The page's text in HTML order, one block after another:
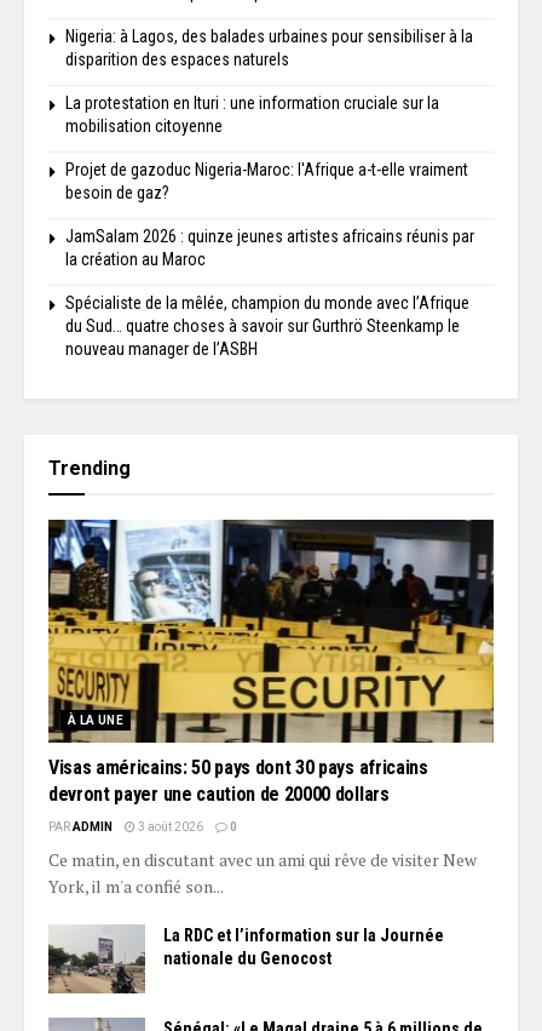
Nigeria: à Lagos, des balades urbaines pour sensibiliser à la
disparition des espaces naturels
La protestation en Ituri : une information cruciale sur la
mobilisation citoyenne
Projet de gazoduc Nigeria-Maroc: l'Afrique a-t-elle vraiment
besoin de gaz?
JamSalam 2026 : quinze jeunes artistes africains réunis par
la création au Maroc
Spécialiste de la mêlée, champion du monde avec l’Afrique
du Sud… quatre choses à savoir sur Gurthrö Steenkamp le
nouveau manager de l’ASBH
Trending
À LA UNE
Visas américains: 50 pays dont 30 pays africains
devront payer une caution de 20000 dollars
PARADMIN 3 août 2026 0
Ce matin, en discutant avec un ami qui rêve de visiter New
York, il m'a confié son...
La RDC et l’information sur la Journée
nationale du Genocost